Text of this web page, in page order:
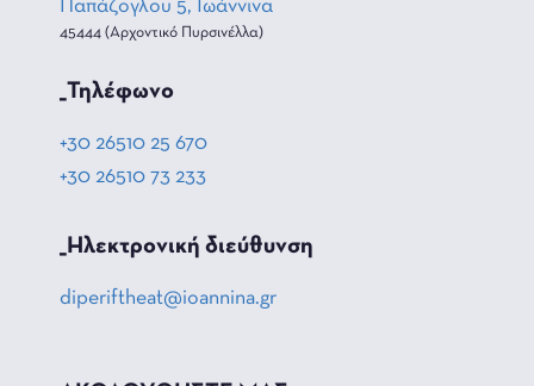
Παπάζογλου 5, Ιωάννινα
45444 (Αρχοντικό Πυρσινέλλα)
_Τηλέφωνο
+30 26510 25 670
+30 26510 73 233
_Hλεκτρονική διεύθυνση
diperiftheat@ioannina.gr